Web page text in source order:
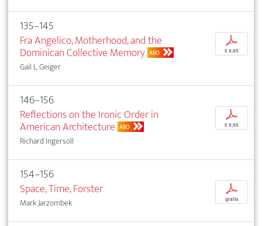
135–145
Fra Angelico, Motherhood, and the
Dominican Collective Memory ABO
Gail L. Geiger
p
€ 9,95
146–156
Reflections on the Ironic Order in
American Architecture ABO
Richard Ingersoll
p
€ 9,95
154–156
Space, Time, Forster
Mark Jarzombek
p
gratis